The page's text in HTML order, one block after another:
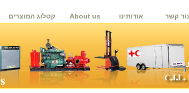
קשר אודותינו About us קטלוג המוצרים